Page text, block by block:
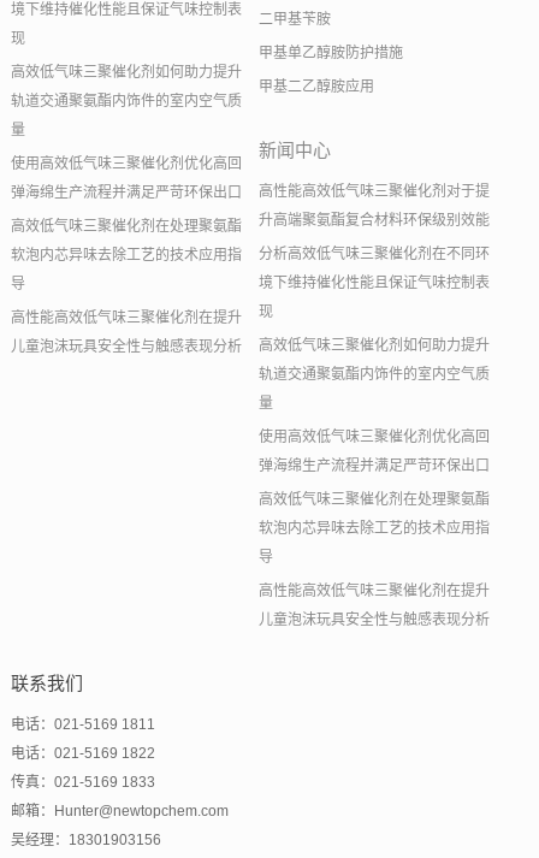
境下维持催化性能且保证气味控制表
现
高效低气味三聚催化剂如何助力提升
轨道交通聚氨酯内饰件的室内空气质
量
使用高效低气味三聚催化剂优化高回
弹海绵生产流程并满足严苛环保出口
高效低气味三聚催化剂在处理聚氨酯
软泡内芯异味去除工艺的技术应用指
导
高性能高效低气味三聚催化剂在提升
儿童泡沫玩具安全性与触感表现分析
二甲基苄胺
甲基单乙醇胺防护措施
甲基二乙醇胺应用
新闻中心
高性能高效低气味三聚催化剂对于提
升高端聚氨酯复合材料环保级别效能
分析高效低气味三聚催化剂在不同环
境下维持催化性能且保证气味控制表
现
高效低气味三聚催化剂如何助力提升
轨道交通聚氨酯内饰件的室内空气质
量
使用高效低气味三聚催化剂优化高回
弹海绵生产流程并满足严苛环保出口
高效低气味三聚催化剂在处理聚氨酯
软泡内芯异味去除工艺的技术应用指
导
高性能高效低气味三聚催化剂在提升
儿童泡沫玩具安全性与触感表现分析
联系我们
电话：021-5169 1811
电话：021-5169 1822
传真：021-5169 1833
邮箱：Hunter@newtopchem.com
吴经理：18301903156